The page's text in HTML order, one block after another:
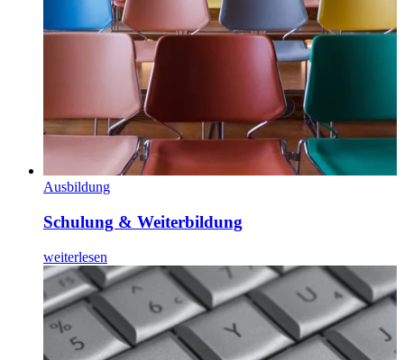
Ausbildung
Schulung & Weiterbildung
weiterlesen